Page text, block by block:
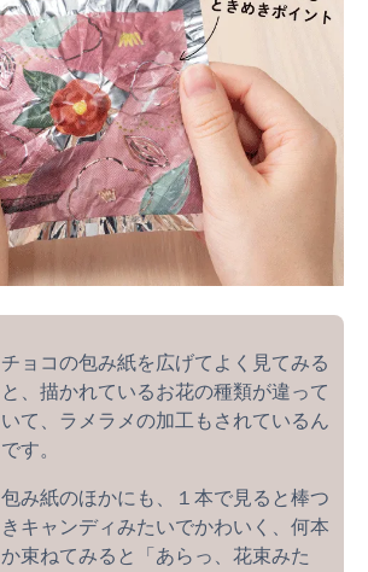
チョコの包み紙を広げてよく見てみる
と、描かれているお花の種類が違って
いて、ラメラメの加工もされているん
です。
包み紙のほかにも、１本で見ると棒つ
きキャンディみたいでかわいく、何本
か束ねてみると「あらっ、花束みた